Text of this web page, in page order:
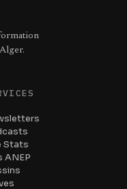
Stats
ANEP